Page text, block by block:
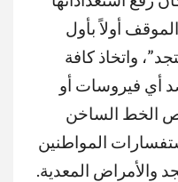
أولاً بأول
واتخاذ كافة
ضد أي فيروسات أو
الخط الساخن
لتلقي استفسارات المواطنين
والأمراض المعدية.